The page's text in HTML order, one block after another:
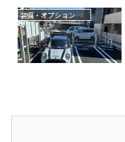
装備・オプション・用途